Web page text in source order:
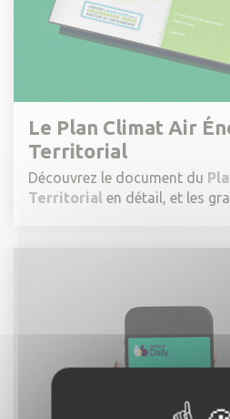
Le Plan Climat Air
Territorial
Découvrez le document du
Territorial en détail, et les